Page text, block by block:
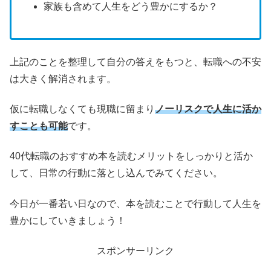
家族も含めて人生をどう豊かにするか？
上記のことを整理して自分の答えをもつと、転職への不安
は大きく解消されます。
仮に転職しなくても現職に留まり ノーリスクで人生に活か
すことも可能です。
40代転職のおすすめ本を読むメリットをしっかりと活か
して、日常の行動に落とし込んでみてください。
今日が一番若い日なので、本を読むことで行動して人生を
豊かにしていきましょう！
スポンサーリンク